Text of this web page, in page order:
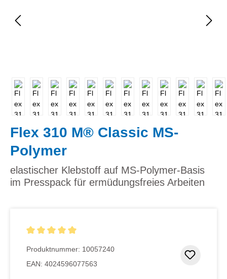
Flex 310 M® Classic MS-
Polymer
elastischer Klebstoff auf MS-Polymer-Basis
im Presspack für ermüdungsfreies Arbeiten
Produktnummer: 10057240
EAN: 4024596077563